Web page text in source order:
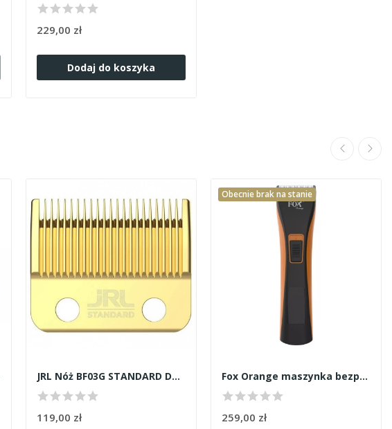
229,00 zł
Dodaj do koszyka
JRL Nóż BF03G STANDARD Do FF2020C
119,00 zł
Obecnie brak na stanie
Fox Orange maszynka bezprzewodowa
259,00 zł